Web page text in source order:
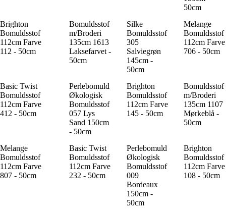
50cm
Brighton
Bomuldsstof
112cm Farve
112 - 50cm
Bomuldsstof
m/Broderi
135cm 1613
Laksefarvet -
50cm
Silke
Bomuldsstof
305
Salviegrøn
145cm -
50cm
Melange
Bomuldsstof
112cm Farve
706 - 50cm
Basic Twist
Bomuldsstof
112cm Farve
412 - 50cm
Perlebomuld
Økologisk
Bomuldsstof
057 Lys
Sand 150cm
- 50cm
Brighton
Bomuldsstof
112cm Farve
145 - 50cm
Bomuldsstof
m/Broderi
135cm 1107
Mørkeblå -
50cm
Melange
Bomuldsstof
112cm Farve
807 - 50cm
Basic Twist
Bomuldsstof
112cm Farve
232 - 50cm
Perlebomuld
Økologisk
Bomuldsstof
009
Bordeaux
150cm -
50cm
Brighton
Bomuldsstof
112cm Farve
108 - 50cm